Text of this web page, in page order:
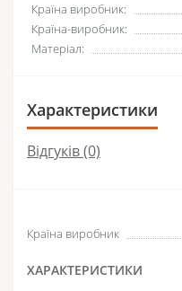
Країна виробник:
Країна-виробник:
Матеріал:
Характеристики
Відгуків (0)
Країна виробник
ХАРАКТЕРИСТИКИ